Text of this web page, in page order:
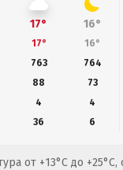
17° 16°
17° 16°
763
764
88
73
4
4
36
6
от +13°C до +25°C,